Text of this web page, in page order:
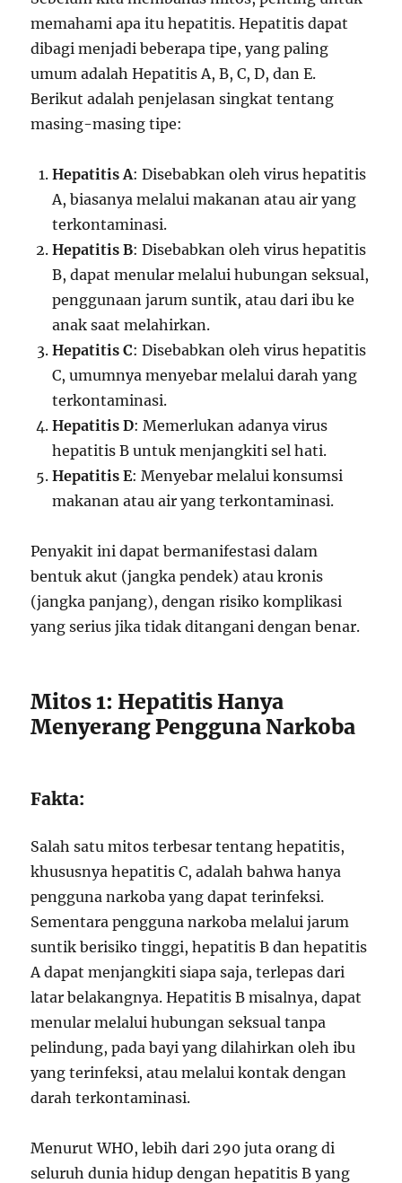
memahami apa itu hepatitis. Hepatitis dapat
dibagi menjadi beberapa tipe, yang paling
umum adalah Hepatitis A, B, C, D, dan E.
Berikut adalah penjelasan singkat tentang
masing-masing tipe:
Hepatitis A: Disebabkan oleh virus hepatitis
A, biasanya melalui makanan atau air yang
terkontaminasi.
Hepatitis B: Disebabkan oleh virus hepatitis
B, dapat menular melalui hubungan seksual,
penggunaan jarum suntik, atau dari ibu ke
anak saat melahirkan.
Hepatitis C: Disebabkan oleh virus hepatitis
C, umumnya menyebar melalui darah yang
terkontaminasi.
Hepatitis D: Memerlukan adanya virus
hepatitis B untuk menjangkiti sel hati.
Hepatitis E: Menyebar melalui konsumsi
makanan atau air yang terkontaminasi.
Penyakit ini dapat bermanifestasi dalam
bentuk akut (jangka pendek) atau kronis
(jangka panjang), dengan risiko komplikasi
yang serius jika tidak ditangani dengan benar.
Mitos 1: Hepatitis Hanya
Menyerang Pengguna Narkoba
Fakta:
Salah satu mitos terbesar tentang hepatitis,
khususnya hepatitis C, adalah bahwa hanya
pengguna narkoba yang dapat terinfeksi.
Sementara pengguna narkoba melalui jarum
suntik berisiko tinggi, hepatitis B dan hepatitis
A dapat menjangkiti siapa saja, terlepas dari
latar belakangnya. Hepatitis B misalnya, dapat
menular melalui hubungan seksual tanpa
pelindung, pada bayi yang dilahirkan oleh ibu
yang terinfeksi, atau melalui kontak dengan
darah terkontaminasi.
Menurut WHO, lebih dari 290 juta orang di
seluruh dunia hidup dengan hepatitis B yang